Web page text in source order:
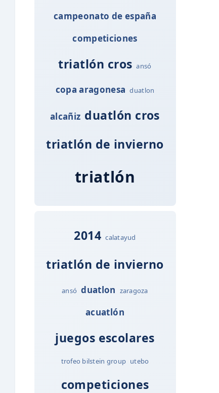
campeonato de españa
competiciones
triatlón cros ansó
copa aragonesa duatlon
alcañiz duatlón cros
triatlón de invierno
triatlón
2014 calatayud
triatlón de invierno
ansó duatlon zaragoza
acuatlón
juegos escolares
trofeo bilstein group utebo
competiciones